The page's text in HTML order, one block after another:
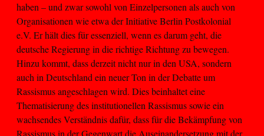
haben – und zwar sowohl von Einzelpersonen als auch von
Organisationen wie etwa der Initiative Berlin Postkolonial
e.V. Er hält dies für essenziell, wenn es darum geht, die
deutsche Regierung in die richtige Richtung zu bewegen.
Hinzu kommt, dass derzeit nicht nur in den USA, sondern
auch in Deutschland ein neuer Ton in der Debatte um
Rassismus angeschlagen wird. Dies beinhaltet eine
Thematisierung des institutionellen Rassismus sowie ein
wachsendes Verständnis dafür, dass für die Bekämpfung von
Rassismus in der Gegenwart die Auseinandersetzung mit der